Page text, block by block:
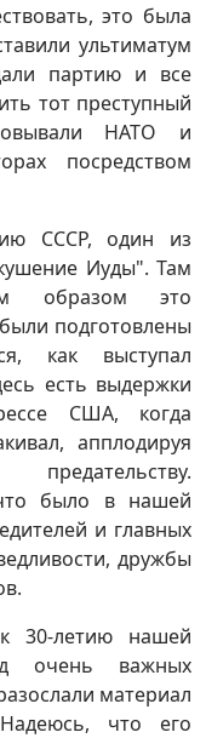
это была
ультиматум
партию и все
тот преступный
НАТО и
посредством
СССР, один из
Иуды". Там
образом это
подготовлены
как выступал
есть выдержки
США, когда
апплодируя
что было в нашей
и главных
дружбы
30-летию нашей
очень важных
материал
что его